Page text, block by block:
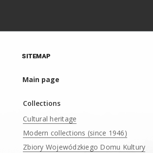
SITEMAP
Main page
Collections
Cultural heritage
Modern collections (since 1946)
Zbiory Wojewódzkiego Domu Kultury